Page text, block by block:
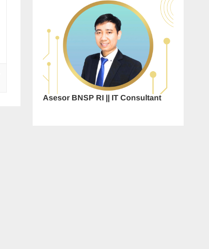
Asesor BNSP RI || IT Consultant